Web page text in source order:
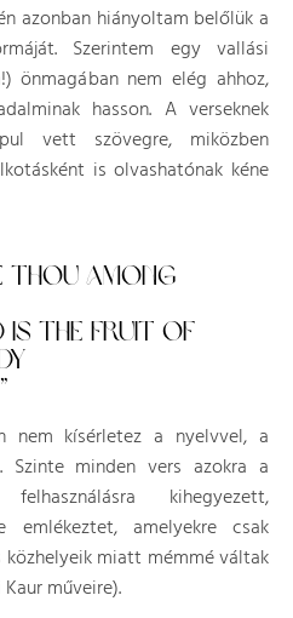
azonban hiányoltam belőlük a
Szerintem egy vallási
önmagában nem elég ahhoz,
hasson. A verseknek
vett szövegre, miközben
is olvashatónak kéne
THOU AMONG
IS THE FRUIT OF
nem kísérletez a nyelvvel, a
minden vers azokra a
kihegyezett,
emlékeztet, amelyekre csak
közhelyeik miatt mémmé váltak
műveire).